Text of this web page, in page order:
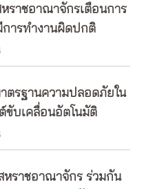
ราชอาณาจักรเตือนการ
การทำงานผิดปกติ
ตรฐานความปลอดภัยใน
ขับเคลื่อนอัตโนมัติ
หราชอาณาจักร ร่วมกัน